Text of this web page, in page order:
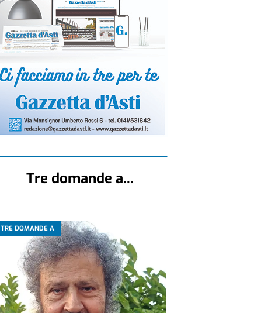
Tre domande a...
TRE DOMANDE A